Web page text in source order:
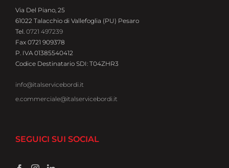
Via Del Piano, 25
61022 Talacchio di Vallefoglia (PU) Pesaro
Tel. 0721 497239
Fax 0721 909378
P. IVA 01385540412
Codice Destinatario SDI: T04ZHR3
info@italservicebordi.it
e.commerciale@italservicebordi.it
SEGUICI SUI SOCIAL